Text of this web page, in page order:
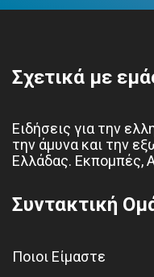
Σχετικά με
Ειδήσεις για την
την άμυνα και την
Ελλάδας. Εκπομπές,
Συντακτική
Ποιοι Είμαστε